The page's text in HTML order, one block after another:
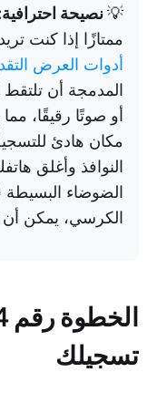
💡نصيحة
ممتازًا إذا كنت
أدوات العرض
المدمجة أن
أو صوتًا رقيقًا،
مكان هادئ
النوافذ وأغلق
الضوضاء البسيطة
الكرسي، يمكن
تسجيلك